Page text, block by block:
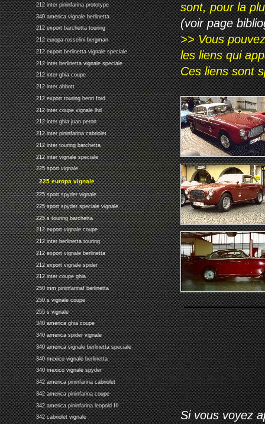
212 inter pininfarina prototype
340 america vignale berlinetta
212 export barchetta touring
212 europa rosselini-bergman
212 export berlinetta vignale speciale
212 inter berlinetta vignale speciale
212 inter ghia coupe
212 inter abbott
212 export touring henri ford
212 inter coupe vignale lhd
212 inter ghia juan peron
212 inter pininfarina cabriolet
212 inter touring barchetta
212 inter vignale speciale
225 sport vignale
225 europa vignale
225 sport spyder vignale
225 sport spyder speciale vignale
225 s touring barchetta
212 export vignale coupe
212 inter berlinetta touring
212 export vignale berlinetta
212 export vignale spider
212 inter coupe ghia
250 mm pininfarinaf berlinetta
250 s vignale coupe
255 s vignale
340 america ghia coupe
340 america spider vignale
340 america vignale berlinetta speciale
340 mexico vignale berlinetta
340 mexico vignale spyder
342 america pininfarina cabriolet
342 america pininfarina coupe
342 america pininfarina leopold III
342 cabriolet vignale
sont, pour la
(voir page
>> Vous
les liens qui
Ces liens sont
Si vous voyez